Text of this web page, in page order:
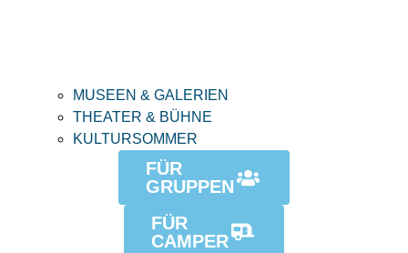
MUSEEN & GALERIEN
THEATER & BÜHNE
KULTURSOMMER
FÜR
GRUPPEN
FÜR
CAMPER